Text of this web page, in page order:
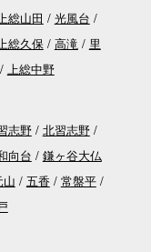
総山田
光風台
総久保 高滝
里
上総中野
志野
北習志野
向台
鎌ヶ谷大仏
山 五香
常盤平